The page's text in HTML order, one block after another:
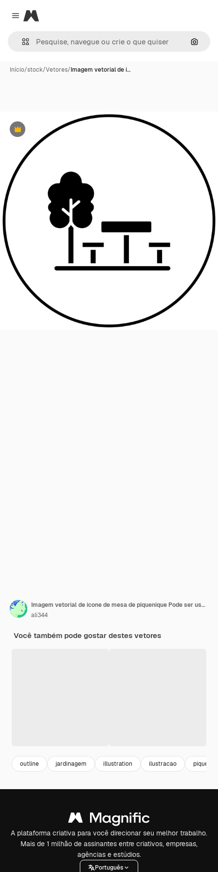
Close menu
Magnific
Início/stock/Vetores/Imagem vetorial de í…
Premium
Imagem vetorial de ícone de mesa de piquenique Pode ser usada para jardinagem
ali344
Você também pode gostar destes vetores
outline jardinagem illustration ilustracao
A plataforma criativa para você direcionar seu melhor trabalho.
Mais de 1 milhão de assinantes entre criativos, empresas,
agências e estúdios.
Português